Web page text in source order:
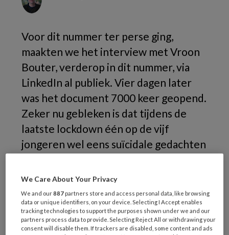
Voor dit nummer ter perse ging,
maakten we het interview met Vroon
Bouter, verderop in dit nummer, via
LinkedIn al publiek. Vier dagen later
was het document 7000 keer geopend.
Zeker nu gebleken is dat tijdens de
laatste lockdown één op de vijf
jongeren wel eens suïcidale gedachten
preventie meer maatschappelijke
aandacht. Gelukkig. Suïcide heeft
impact.
We Care About Your Privacy
We and our887 partners store and access personal data, like browsing
data or unique identifiers, on your device. Selecting I Accept enables
tracking technologies to support the purposes shown under we and our
partners process data to provide. Selecting Reject All or withdrawing your
consent will disable them. If trackers are disabled, some content and ads